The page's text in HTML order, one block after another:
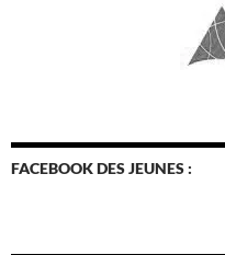
FACEBOOK DES JEUNES :